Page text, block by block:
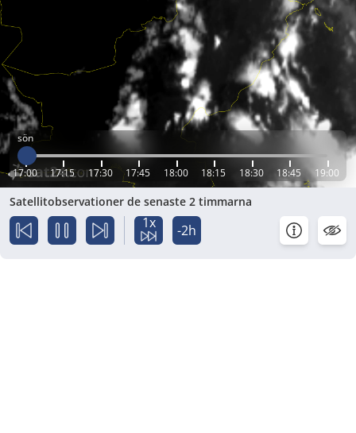
sön
17:00 17:15 17:30 17:45 18:00 18:15 18:30 18:45 19:00
Satellitobservationer de senaste 2 timmarna
1x -2h